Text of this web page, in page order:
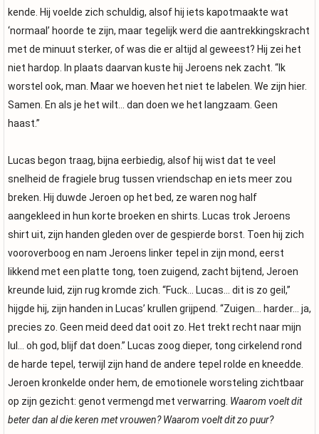
kende. Hij voelde zich schuldig, alsof hij iets kapotmaakte wat
‘normaal’ hoorde te zijn, maar tegelijk werd die aantrekkingskracht
met de minuut sterker, of was die er altijd al geweest? Hij zei het
niet hardop. In plaats daarvan kuste hij Jeroens nek zacht. “Ik
worstel ook, man. Maar we hoeven het niet te labelen. We zijn hier.
Samen. En als je het wilt… dan doen we het langzaam. Geen
haast.”
Lucas begon traag, bijna eerbiedig, alsof hij wist dat te veel
snelheid de fragiele brug tussen vriendschap en iets meer zou
breken. Hij duwde Jeroen op het bed, ze waren nog half
aangekleed in hun korte broeken en shirts. Lucas trok Jeroens
shirt uit, zijn handen gleden over de gespierde borst. Toen hij zich
vooroverboog en nam Jeroens linker tepel in zijn mond, eerst
likkend met een platte tong, toen zuigend, zacht bijtend, Jeroen
kreunde luid, zijn rug kromde zich. “Fuck… Lucas… dit is zo geil,”
hijgde hij, zijn handen in Lucas’ krullen grijpend. “Zuigen… harder… ja,
precies zo. Geen meid deed dat ooit zo. Het trekt recht naar mijn
lul… oh god, blijf dat doen.” Lucas zoog dieper, tong cirkelend rond
de harde tepel, terwijl zijn hand de andere tepel rolde en kneedde.
Jeroen kronkelde onder hem, de emotionele worsteling zichtbaar
op zijn gezicht: genot vermengd met verwarring. Waarom voelt dit
beter dan al die keren met vrouwen? Waarom voelt dit zo puur?